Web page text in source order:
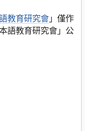
教育研究會」僅作
語教育研究會」公